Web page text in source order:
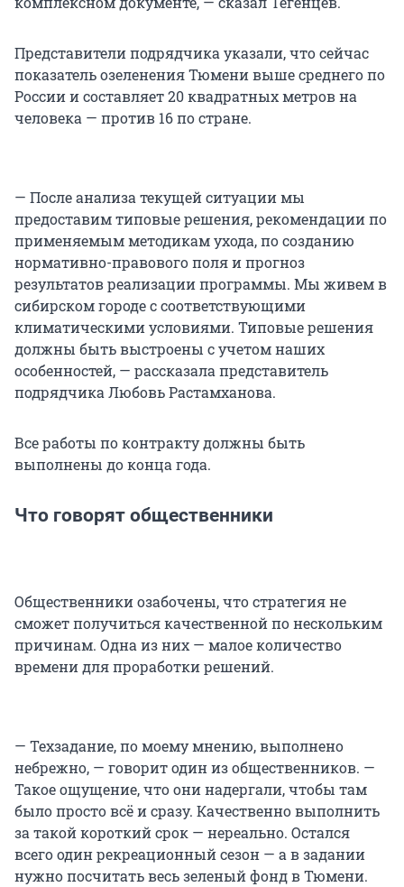
Представители подрядчика указали, что сейчас
показатель озеленения Тюмени выше среднего по
России и составляет 20 квадратных метров на
человека — против 16 по стране.
— После анализа текущей ситуации мы
предоставим типовые решения, рекомендации по
применяемым методикам ухода, по созданию
нормативно-правового поля и прогноз
результатов реализации программы. Мы живем в
сибирском городе с соответствующими
климатическими условиями. Типовые решения
должны быть выстроены с учетом наших
особенностей, — рассказала представитель
подрядчика Любовь Растамханова.
Все работы по контракту должны быть
выполнены до конца года.
Что говорят общественники
Общественники озабочены, что стратегия не
сможет получиться качественной по нескольким
причинам. Одна из них — малое количество
времени для проработки решений.
— Техзадание, по моему мнению, выполнено
небрежно, — говорит один из общественников. —
Такое ощущение, что они надергали, чтобы там
было просто всё и сразу. Качественно выполнить
за такой короткий срок — нереально. Остался
всего один рекреационный сезон — а в задании
нужно посчитать весь зеленый фонд в Тюмени.